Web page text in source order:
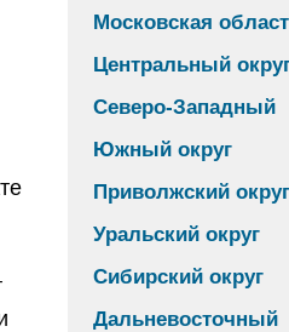
Московская
Центральный
Северо-Западный
Южный округ
Приволжский округ
Уральский округ
Сибирский округ
Дальневосточный